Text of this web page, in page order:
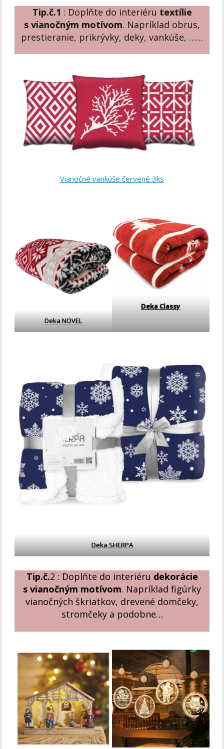
Tip.č.1 : Doplňte do interiéru textílie
s vianočným motívom. Napríklad obrus,
prestieranie, prikrývky, deky, vankúše, ……
Vianočné vankúše červené 3ks
Deka NOVEL
Deka Classy
Deka SHERPA
Tip.č.2 : Doplňte do interiéru dekorácie
s vianočným motívom. Napríklad figúrky
vianočných škriatkov, drevené domčeky,
stromčeky a podobne…